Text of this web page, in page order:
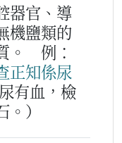
器官、導
機鹽類的
。
例：
正知係尿
有血，檢
）